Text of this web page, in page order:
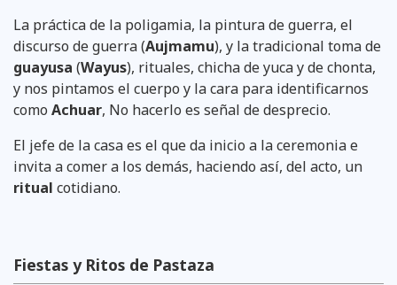
La práctica de la poligamia, la pintura de guerra, el
discurso de guerra (Aujmamu), y la tradicional toma de
guayusa (Wayus), rituales, chicha de yuca y de chonta,
y nos pintamos el cuerpo y la cara para identificarnos
como Achuar, No hacerlo es señal de desprecio.
El jefe de la casa es el que da inicio a la ceremonia e
invita a comer a los demás, haciendo así, del acto, un
ritual cotidiano.
Fiestas y Ritos de Pastaza